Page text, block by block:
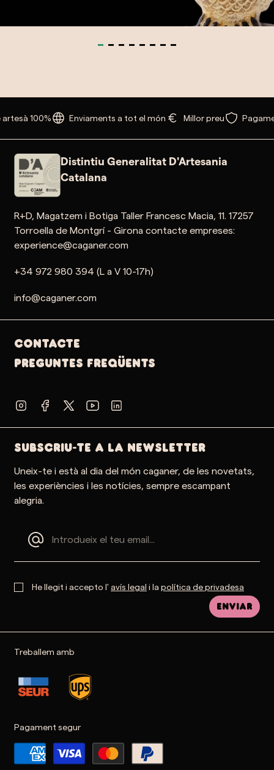
100% Enviaments a tot el món Millor preu
Distintiu Generalitat D'Artesania
Catalana
R+D, Magatzem i Botiga Taller Francesc Macia, 11. 17257
Torroella de Montgrí - Girona contacte empreses:
experience@caganer.com
+34 972 980 394 (L a V 10-17h)
info@caganer.com
Contacte
PREGUNTES FREQÜENTS
SUBSCRIU-TE A LA NEWSLETTER
Uneix-te i està al dia del món caganer, de les novetats,
les experiències i les notícies, sempre escampant
alegria.
He llegit i accepto l' avís legal i la política de privadesa
Enviar
Treballem amb
Pagament segur